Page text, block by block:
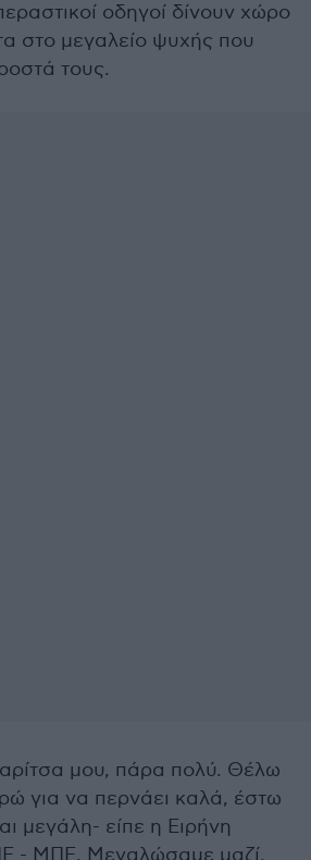
οδηγοί δίνουν χώρο
στο μεγαλείο ψυχής που
τους.
μου, πάρα πολύ. Θέλω
για να περνάει καλά, έστω
μεγάλη- είπε η Ειρήνη
- ΜΠΕ. Μεγαλώσαμε μαζί.